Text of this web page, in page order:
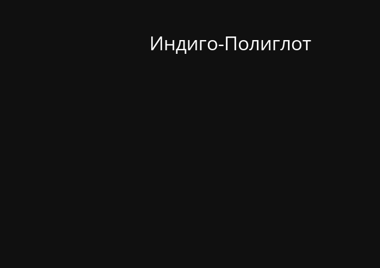
Индиго-Полиглот